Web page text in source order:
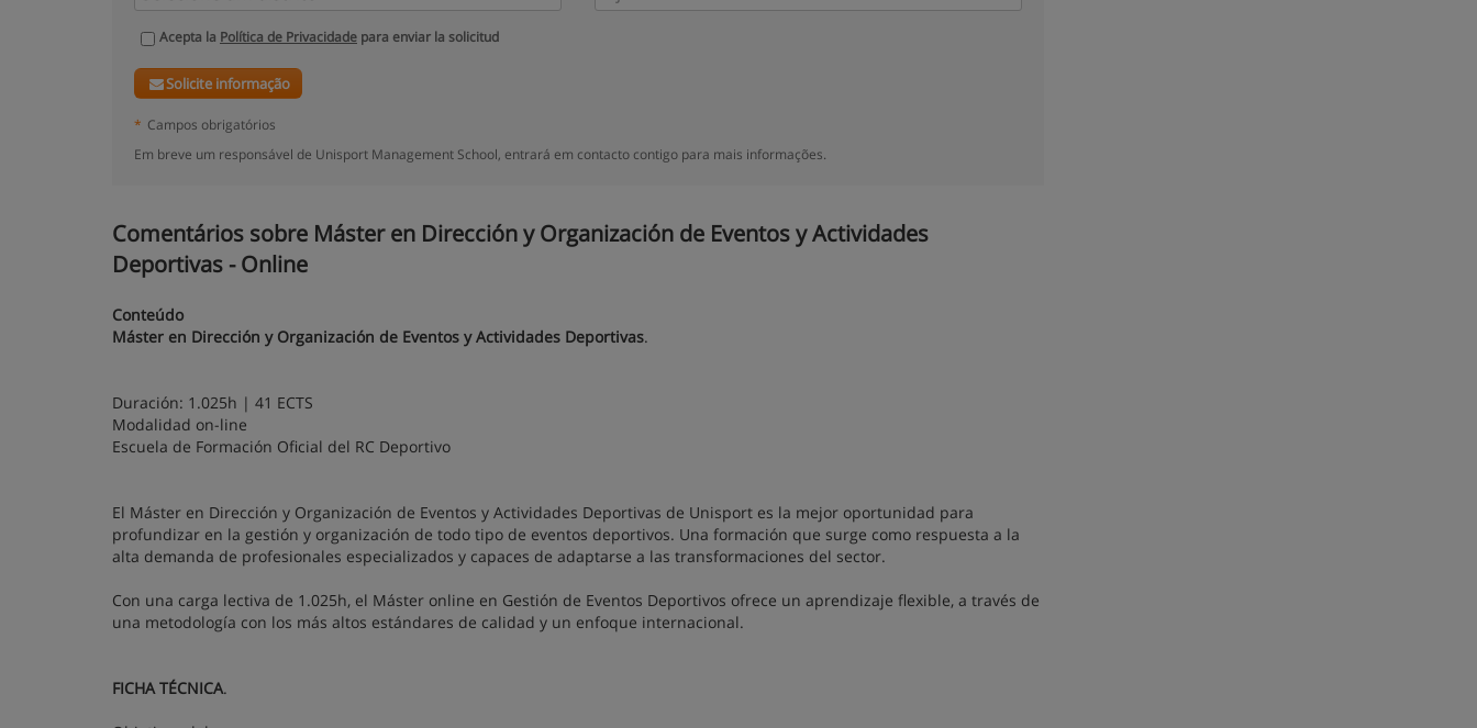
Acepta la Política de Privacidade para enviar la solicitud
Solicite informação
* Campos obrigatórios
Em breve um responsável de Unisport Management School, entrará em contacto contigo para mais informações.
Comentários sobre Máster en Dirección y Organización de Eventos y Actividades
Deportivas - Online
Conteúdo
Máster en Dirección y Organización de Eventos y Actividades Deportivas.
Duración: 1.025h | 41 ECTS
Modalidad on-line
Escuela de Formación Oficial del RC Deportivo
El Máster en Dirección y Organización de Eventos y Actividades Deportivas de Unisport es la mejor oportunidad para
profundizar en la gestión y organización de todo tipo de eventos deportivos. Una formación que surge como respuesta a la
alta demanda de profesionales especializados y capaces de adaptarse a las transformaciones del sector.
Con una carga lectiva de 1.025h, el Máster online en Gestión de Eventos Deportivos ofrece un aprendizaje flexible, a través de
una metodología con los más altos estándares de calidad y un enfoque internacional.
FICHA TÉCNICA.